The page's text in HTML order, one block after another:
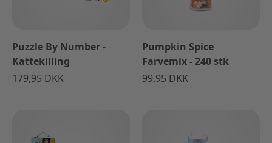
Puzzle By Number -
Kattekilling
179,95 DKK
Pumpkin Spice
Farvemix - 240 stk
99,95 DKK